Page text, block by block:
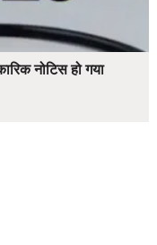
नोटिस हो गया